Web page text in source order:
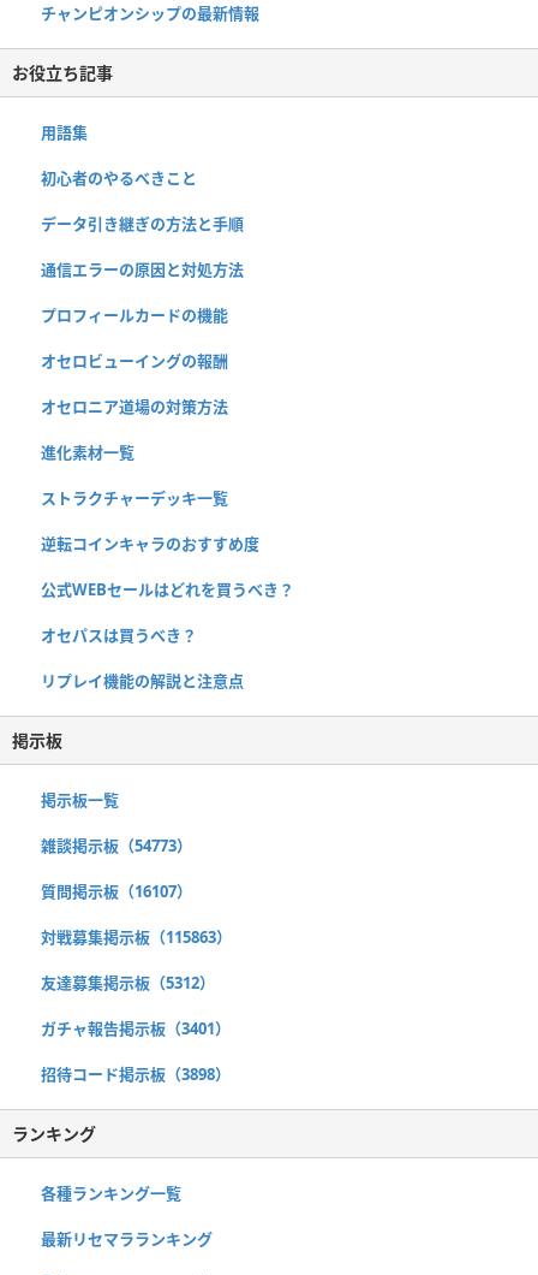
チャンピオンシップの最新情報
お役立ち記事
用語集
初心者のやるべきこと
データ引き継ぎの方法と手順
通信エラーの原因と対処方法
プロフィールカードの機能
オセロビューイングの報酬
オセロニア道場の対策方法
進化素材一覧
ストラクチャーデッキ一覧
逆転コインキャラのおすすめ度
公式WEBセールはどれを買うべき？
オセパスは買うべき？
リプレイ機能の解説と注意点
掲示板
掲示板一覧
雑談掲示板（54773）
質問掲示板（16107）
対戦募集掲示板（115863）
友達募集掲示板（5312）
ガチャ報告掲示板（3401）
招待コード掲示板（3898）
ランキング
各種ランキング一覧
最新リセマラランキング